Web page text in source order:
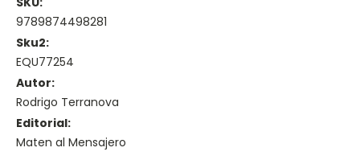
9789874498281
Sku2:
EQU77254
Autor:
Rodrigo Terranova
Editorial:
Maten al Mensajero